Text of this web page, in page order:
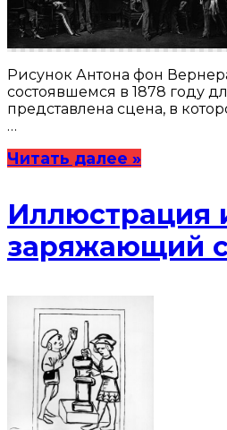
Рисунок Антона фон
состоявшемся в 1878 году
представлена сцена, в
…
Читать далее »
Иллюстрация
заряжающий